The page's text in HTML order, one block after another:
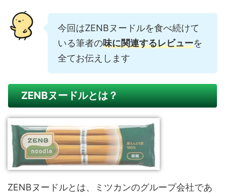
今回はZENBヌードルを食べ続けて
いる筆者の味に関連するレビューを
全てお伝えします
ZENBヌードルとは？
ZENBヌードルとは、ミツカンのグループ会社であ